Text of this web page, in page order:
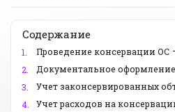
Содержание
1.
Проведение консервации ОС
2.
Документальное оформление
3.
Учет законсервированных
4.
Учет расходов на